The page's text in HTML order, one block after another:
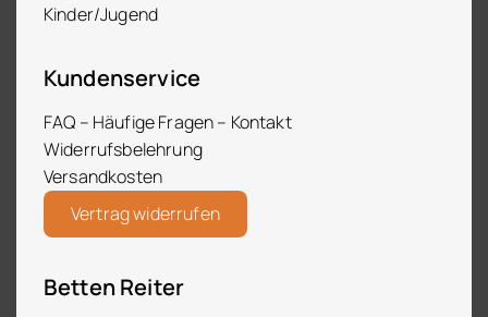
Kinder/Jugend
Kundenservice
FAQ – Häufige Fragen – Kontakt
Widerrufsbelehrung
Versandkosten
Vertrag widerrufen
Betten Reiter